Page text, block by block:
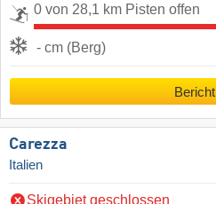
0 von 28,1 km Pisten offen
- cm (Berg)
Bericht
Carezza
Italien
Skigebiet geschlossen